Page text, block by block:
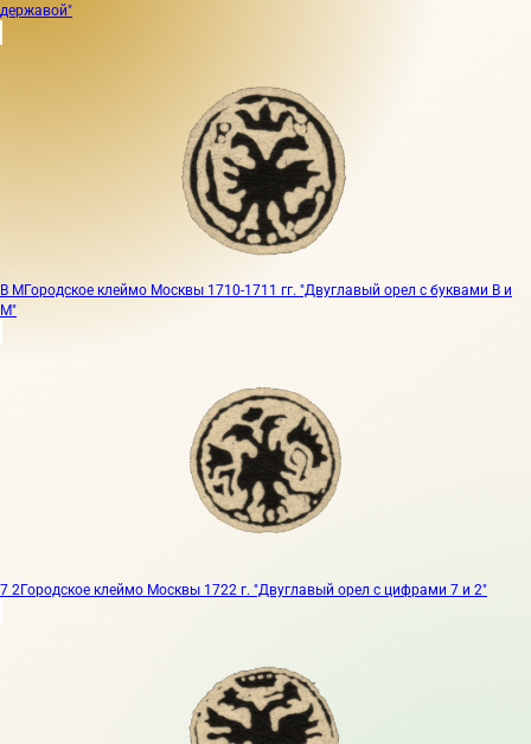
державой"
В МГородское клеймо Москвы 1710-1711 гг. "Двуглавый орел с буквами В и
М"
7 2Городское клеймо Москвы 1722 г. "Двуглавый орел с цифрами 7 и 2"